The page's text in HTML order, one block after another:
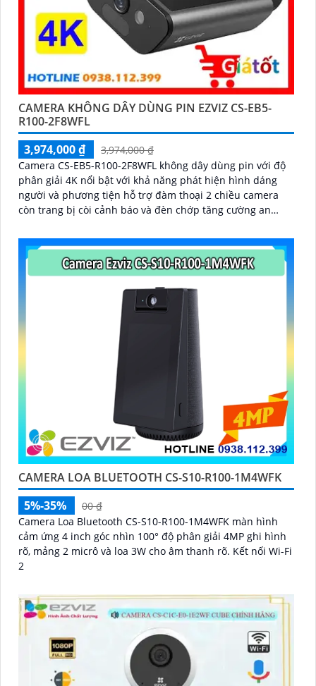
CAMERA KHÔNG DÂY DÙNG PIN EZVIZ CS-EB5-
R100-2F8WFL
3,974,000 ₫
3,974,000 ₫
Camera CS-EB5-R100-2F8WFL không dây dùng pin với độ
phân giải 4K nổi bật với khả năng phát hiện hình dáng
người và phương tiện hỗ trợ đàm thoại 2 chiều camera
còn trang bị còi cảnh báo và đèn chớp tăng cường an
năng lượng mặt trời và pin sạc đạt chuẩn IP65 chống
nước và bụi giúp hoạt động bền bỉ trong mọi điều kiện
CAMERA LOA BLUETOOTH CS-S10-R100-1M4WFK
5%-35%
00 ₫
Camera Loa Bluetooth CS-S10-R100-1M4WFK màn hình
cảm ứng 4 inch góc nhìn 100° độ phân giải 4MP ghi hình
rõ, mảng 2 micrô và loa 3W cho âm thanh rõ. Kết nối Wi-Fi
2